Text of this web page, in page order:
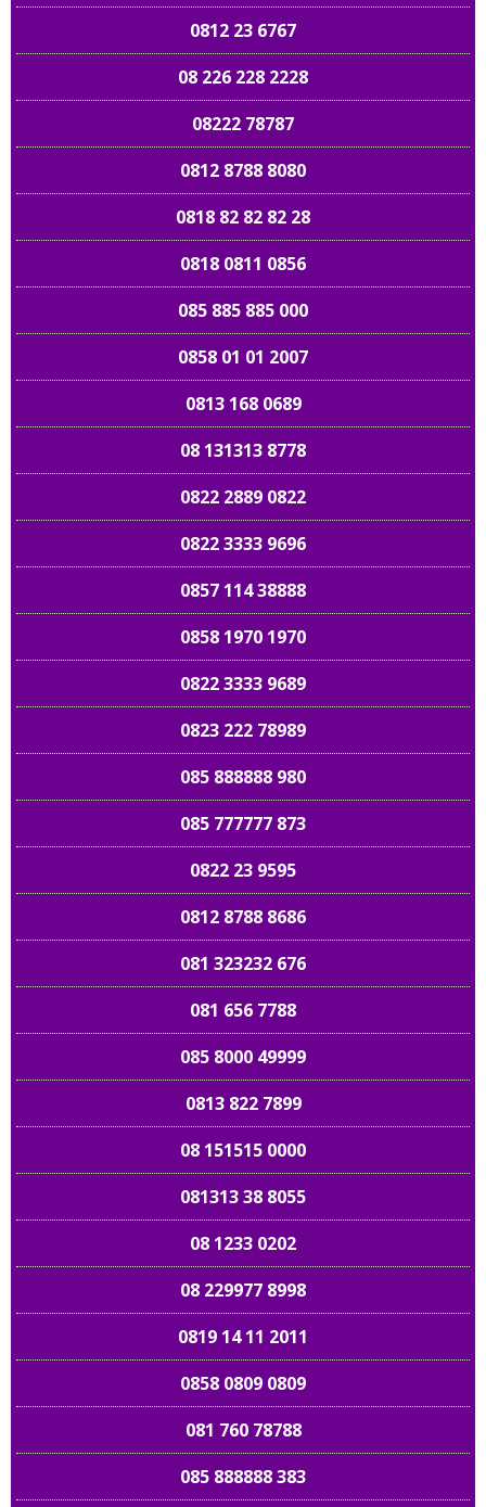
0812 23 6767
08 226 228 2228
08222 78787
0812 8788 8080
0818 82 82 82 28
0818 0811 0856
085 885 885 000
0858 01 01 2007
0813 168 0689
08 131313 8778
0822 2889 0822
0822 3333 9696
0857 114 38888
0858 1970 1970
0822 3333 9689
0823 222 78989
085 888888 980
085 777777 873
0822 23 9595
0812 8788 8686
081 323232 676
081 656 7788
085 8000 49999
0813 822 7899
08 151515 0000
081313 38 8055
08 1233 0202
08 229977 8998
0819 14 11 2011
0858 0809 0809
081 760 78788
085 888888 383